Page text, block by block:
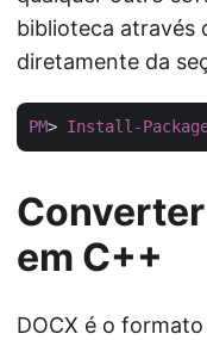
biblioteca através
diretamente da
PM> Install-
Converter
em C++
DOCX é o